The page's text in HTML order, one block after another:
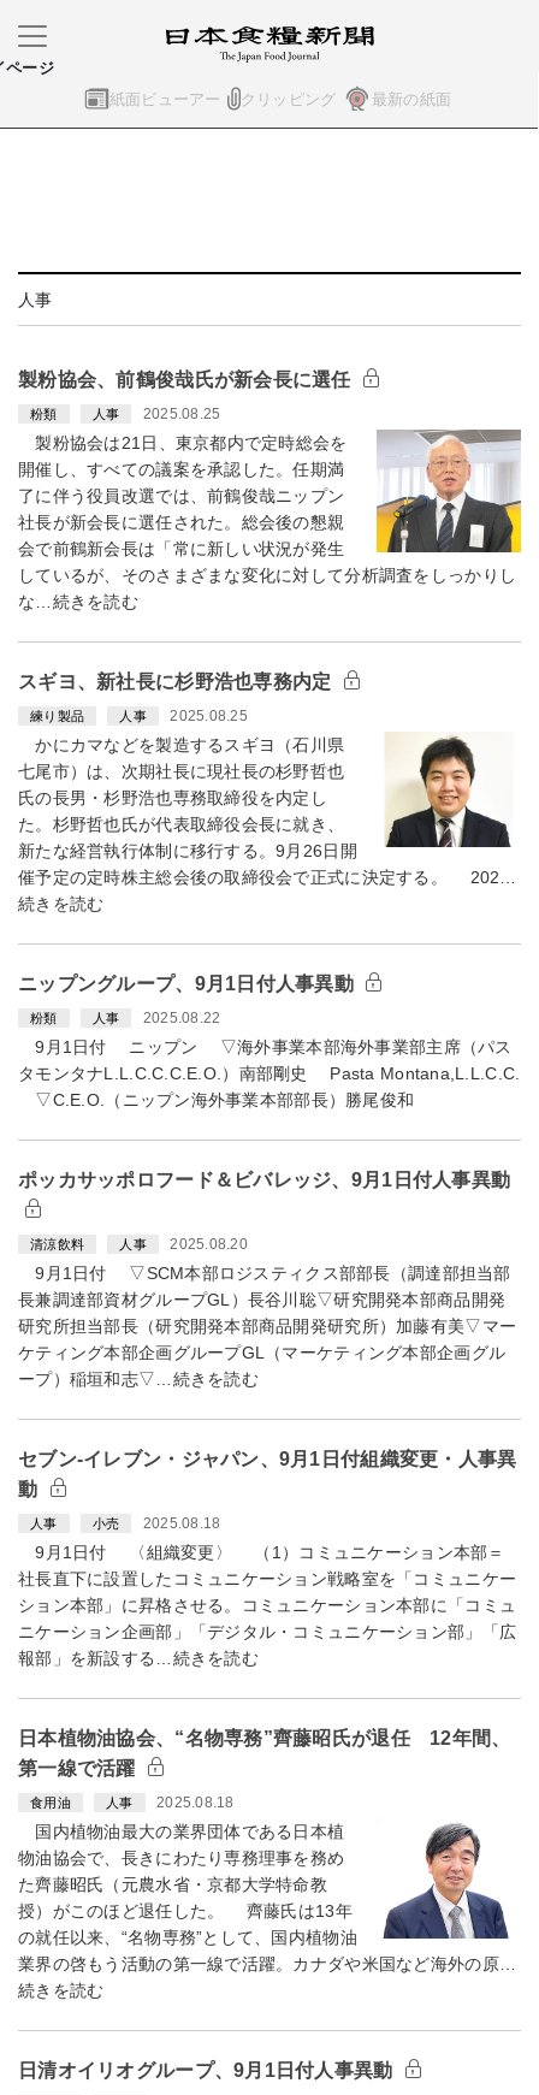
紙面ビューアー クリッピング 最新の紙面
ページ
人事
製粉協会、前鶴俊哉氏が新会長に選任
粉類 人事 2025.08.25
製粉協会は21日、東京都内で定時総会を
開催し、すべての議案を承認した。任期満
了に伴う役員改選では、前鶴俊哉ニップン
社長が新会長に選任された。総会後の懇親
会で前鶴新会長は「常に新しい状況が発生
しているが、そのさまざまな変化に対して分析調査をしっかりし
な…続きを読む
スギヨ、新社長に杉野浩也専務内定
練り製品 人事 2025.08.25
かにカマなどを製造するスギヨ（石川県
七尾市）は、次期社長に現社長の杉野哲也
氏の長男・杉野浩也専務取締役を内定し
た。杉野哲也氏が代表取締役会長に就き、
新たな経営執行体制に移行する。9月26日開
催予定の定時株主総会後の取締役会で正式に決定する。 202…
続きを読む
ニップングループ、9月1日付人事異動
粉類 人事 2025.08.22
9月1日付 ニップン ▽海外事業本部海外事業部主席（パス
タモンタナL.L.C.C.C.E.O.）南部剛史 Pasta Montana,L.L.C.C.
▽C.E.O.（ニップン海外事業本部部長）勝尾俊和
ポッカサッポロフード＆ビバレッジ、9月1日付人事異動
清涼飲料 人事 2025.08.20
9月1日付 ▽SCM本部ロジスティクス部部長（調達部担当部
長兼調達部資材グループGL）長谷川聡▽研究開発本部商品開発
研究所担当部長（研究開発本部商品開発研究所）加藤有美▽マー
ケティング本部企画グループGL（マーケティング本部企画グル
ープ）稲垣和志▽…続きを読む
セブン-イレブン・ジャパン、9月1日付組織変更・人事異
動
人事 小売 2025.08.18
9月1日付 〈組織変更〉 （1）コミュニケーション本部＝
社長直下に設置したコミュニケーション戦略室を「コミュニケー
ション本部」に昇格させる。コミュニケーション本部に「コミュ
ニケーション企画部」「デジタル・コミュニケーション部」「広
報部」を新設する…続きを読む
日本植物油協会、“名物専務”齊藤昭氏が退任 12年間、
第一線で活躍
食用油 人事 2025.08.18
国内植物油最大の業界団体である日本植
物油協会で、長きにわたり専務理事を務め
た齊藤昭氏（元農水省・京都大学特命教
授）がこのほど退任した。 齊藤氏は13年
の就任以来、“名物専務”として、国内植物油
業界の啓もう活動の第一線で活躍。カナダや米国など海外の原…
続きを読む
日清オイリオグループ、9月1日付人事異動